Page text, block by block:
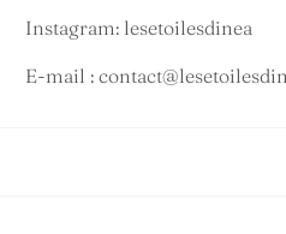
Instagram: lesetoilesdinea
E-mail :